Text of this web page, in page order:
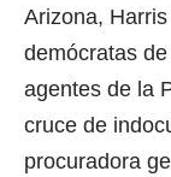
Arizona,
demócratas
agentes de la
cruce de
procuradora